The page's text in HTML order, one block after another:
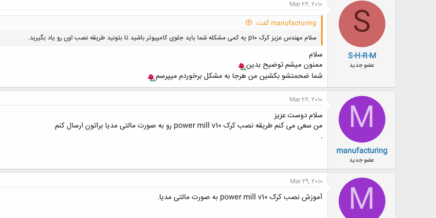
S
S-H-R-M
عضو جدید
Mar 26, 2010
manufacturing گفت:
سلام مهندس عزیز کرک p10 یه کمی مشکله شما باید جلوی کامپیوتر باشید تا بتونید طریقه نصب اون رو یاد بگیرید.
سلام
ممنون میشم توضیح بدین
شما ضحمتشو بکشین من هرجا به مشکل برخوردم میپرسم
M
manufacturing
عضو جدید
Mar 26, 2010
سلام دوست عزیز
من سعی می کنم طریقه نصب کرک power mill v10 رو به صورت مالتی مدیا براتون ارسال کنم
.
M
Mar 29, 2010
آموزش نصب کرک power mill v10 به صورت مالتی مدیا.